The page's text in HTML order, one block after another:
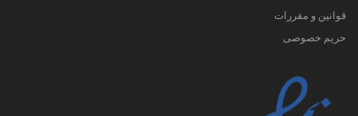
قوانین و مقررات
حریم خصوصی